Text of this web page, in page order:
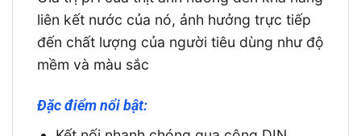
liên kết nước của nó, ảnh hưởng trực tiếp
đến chất lượng của người tiêu dùng như độ
mềm và màu sắc
Đặc điểm nổi bật: